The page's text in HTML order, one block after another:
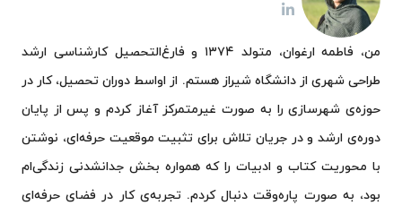
من، فاطمه ارغوان، متولد ۱۳۷۴ و فارغ‌التحصیل کارشناسی ارشد
طراحی شهری از دانشگاه شیراز هستم. از اواسط دوران تحصیل، کار در
حوزه‌ی شهرسازی را به صورت غیرمتمرکز آغاز کردم و پس از پایان
دوره‌ی ارشد و در جریان تلاش برای تثبیت موقعیت حرفه‌ای، نوشتن
با محوریت کتاب و ادبیات را که همواره بخش جدانشدنی زندگی‌ام
بود، به صورت پاره‌وقت دنبال کردم. تجربه‌ی کار در فضای حرفه‌ای